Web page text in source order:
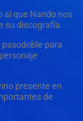
al que Nando nos
su discografía.
pasodoble para
presente en
de